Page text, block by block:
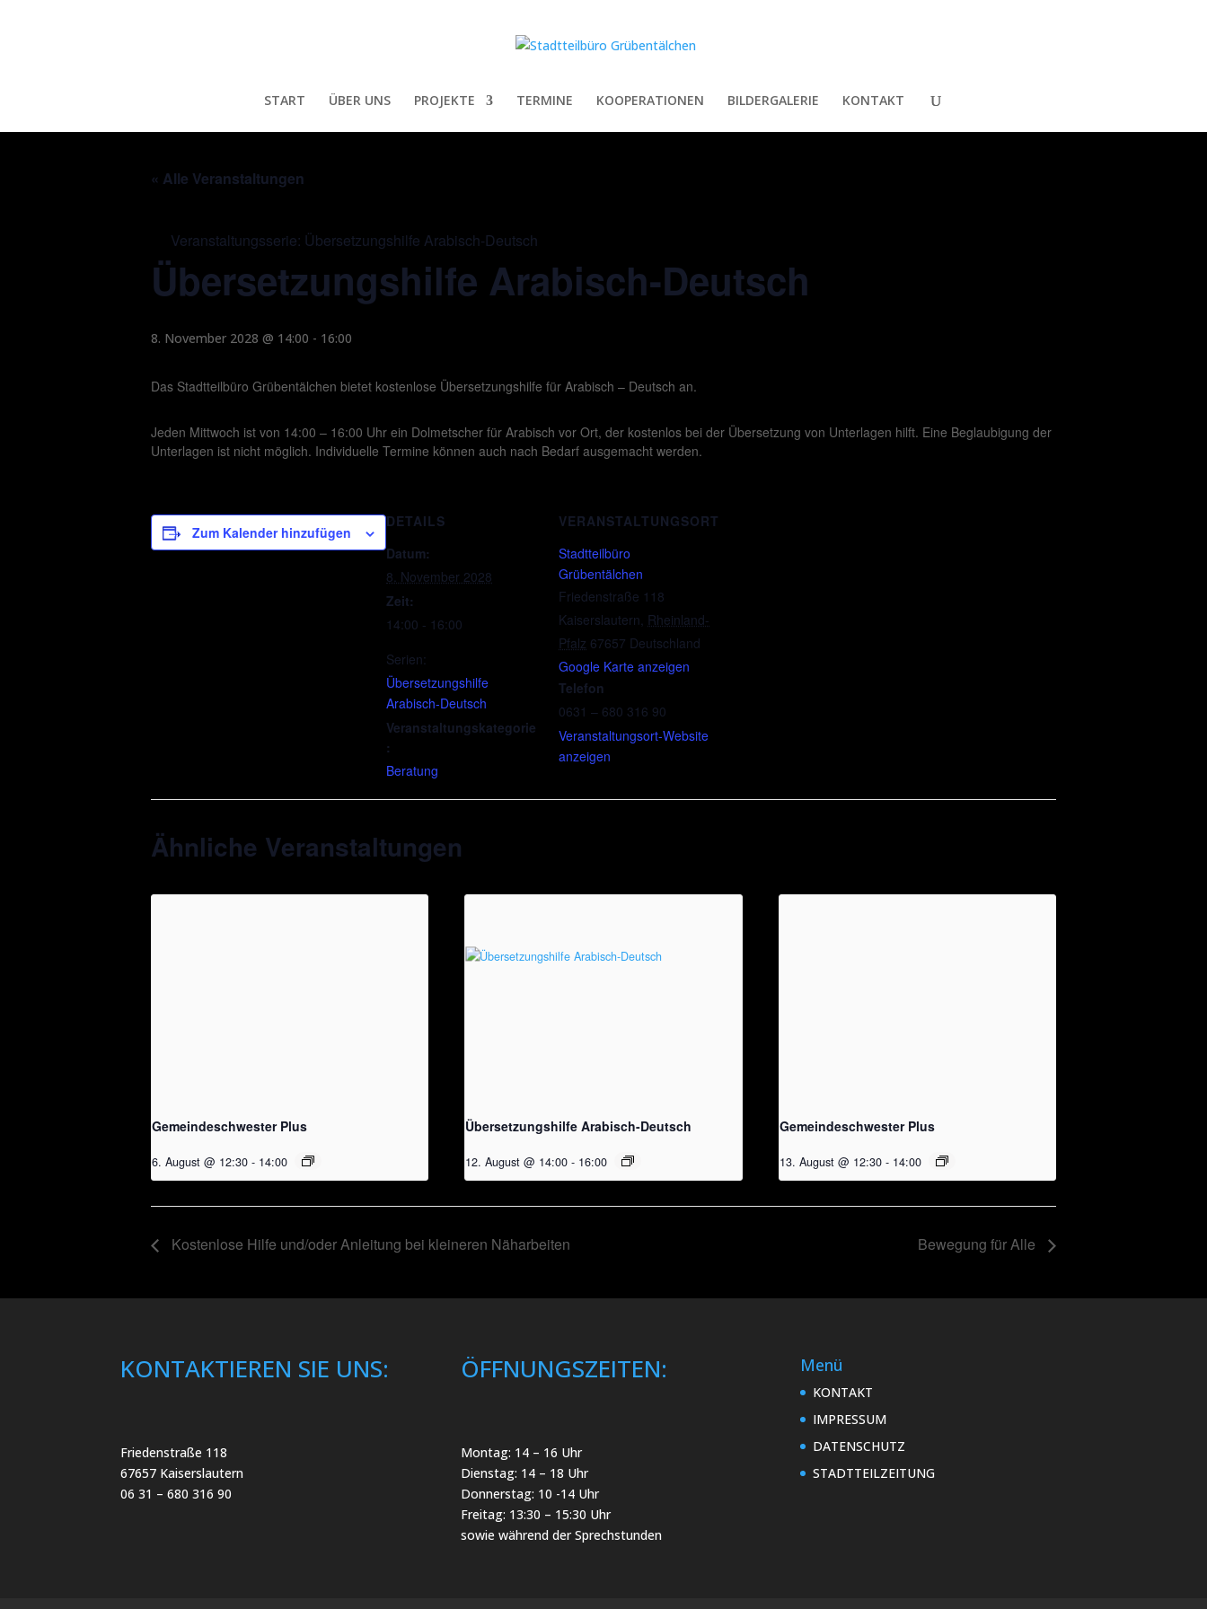
START ÜBER UNS PROJEKTE TERMINE KOOPERATIONEN BILDERGALERIE KONTAKT
« Alle Veranstaltungen
Veranstaltungsserie: Übersetzungshilfe Arabisch-Deutsch
Übersetzungshilfe Arabisch-Deutsch
8. November 2028 @ 14:00 - 16:00
Das Stadtteilbüro Grübentälchen bietet kostenlose Übersetzungshilfe für Arabisch – Deutsch an.
Jeden Mittwoch ist von 14:00 – 16:00 Uhr ein Dolmetscher für Arabisch vor Ort, der kostenlos bei der Übersetzung von Unterlagen hilft. Eine Beglaubigung der
Unterlagen ist nicht möglich. Individuelle Termine können auch nach Bedarf ausgemacht werden.
Zum Kalender hinzufügen
DETAILS
Datum:
8. November 2028
Zeit:
14:00 - 16:00
Serien:
Übersetzungshilfe
Arabisch-Deutsch
Veranstaltungskategorie
:
Beratung
VERANSTALTUNGSORT
Stadtteilbüro
Grübentälchen
Friedenstraße 118
Kaiserslautern, Rheinland-
Pfalz 67657 Deutschland
Google Karte anzeigen
Telefon
0631 – 680 316 90
Veranstaltungsort-Website
anzeigen
Ähnliche Veranstaltungen
Gemeindeschwester Plus
6. August @ 12:30 - 14:00
Übersetzungshilfe Arabisch-Deutsch
12. August @ 14:00 - 16:00
Gemeindeschwester Plus
13. August @ 12:30 - 14:00
Kostenlose Hilfe und/oder Anleitung bei kleineren Näharbeiten Bewegung für Alle
KONTAKTIEREN SIE UNS:
Friedenstraße 118
67657 Kaiserslautern
06 31 – 680 316 90
ÖFFNUNGSZEITEN:
Montag: 14 – 16 Uhr
Dienstag: 14 – 18 Uhr
Donnerstag: 10 -14 Uhr
Freitag: 13:30 – 15:30 Uhr
sowie während der Sprechstunden
Menü
KONTAKT
IMPRESSUM
DATENSCHUTZ
STADTTEILZEITUNG